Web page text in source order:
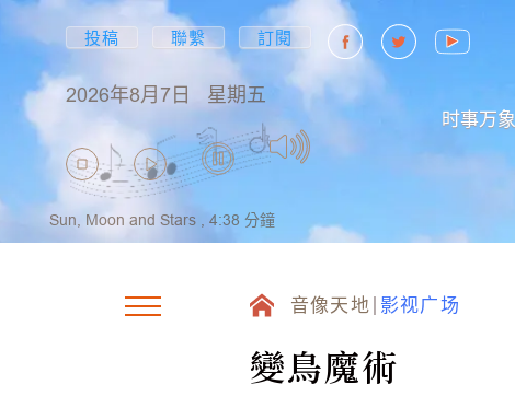
投稿 聯繫 訂閱
2026年8月7日 星期五
时事万象
Sun, Moon and Stars , 4:38 分鐘
音像天地 影视广场
變鳥魔術